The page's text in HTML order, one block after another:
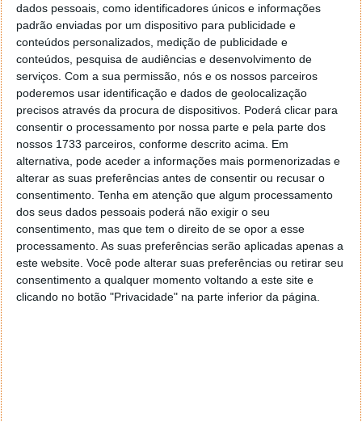
dados pessoais, como identificadores únicos e informações
padrão enviadas por um dispositivo para publicidade e
conteúdos personalizados, medição de publicidade e
conteúdos, pesquisa de audiências e desenvolvimento de
serviços. Com a sua permissão, nós e os nossos parceiros
poderemos usar identificação e dados de geolocalização
precisos através da procura de dispositivos. Poderá clicar para
consentir o processamento por nossa parte e pela parte dos
nossos 1733 parceiros, conforme descrito acima. Em
alternativa, pode aceder a informações mais pormenorizadas e
alterar as suas preferências antes de consentir ou recusar o
consentimento. Tenha em atenção que algum processamento
dos seus dados pessoais poderá não exigir o seu
consentimento, mas que tem o direito de se opor a esse
processamento. As suas preferências serão aplicadas apenas a
este website. Você pode alterar suas preferências ou retirar seu
consentimento a qualquer momento voltando a este site e
clicando no botão "Privacidade" na parte inferior da página.
Comentários 3
RVidal
14 de Outubro de 2005 às 14:58
“Uma de 1GB – mai sou menops 150 euros”
Algo não bate certo aqui…
Responder